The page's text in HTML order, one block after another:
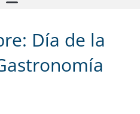
Día de la